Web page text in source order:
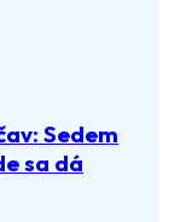
Sedem
sa dá